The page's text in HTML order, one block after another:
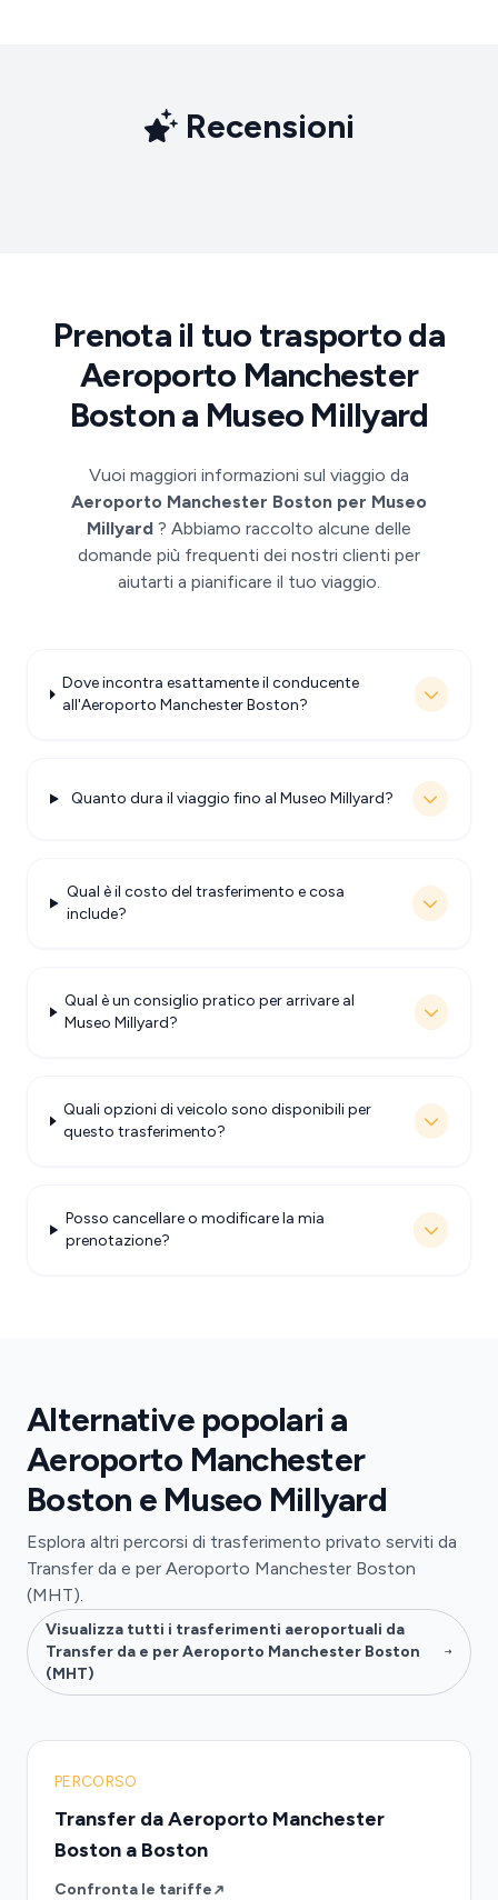
Recensioni
Prenota il tuo trasporto da
Aeroporto Manchester
Boston a Museo Millyard
Vuoi maggiori informazioni sul viaggio da
Aeroporto Manchester Boston per Museo
Millyard ? Abbiamo raccolto alcune delle
domande più frequenti dei nostri clienti per
aiutarti a pianificare il tuo viaggio.
Dove incontra esattamente il conducente
all'Aeroporto Manchester Boston?
Quanto dura il viaggio fino al Museo Millyard?
Qual è il costo del trasferimento e cosa
include?
Qual è un consiglio pratico per arrivare al
Museo Millyard?
Quali opzioni di veicolo sono disponibili per
questo trasferimento?
Posso cancellare o modificare la mia
prenotazione?
Alternative popolari a
Aeroporto Manchester
Boston e Museo Millyard
Esplora altri percorsi di trasferimento privato serviti da
Transfer da e per Aeroporto Manchester Boston
(MHT).
Visualizza tutti i trasferimenti aeroportuali da
Transfer da e per Aeroporto Manchester Boston
(MHT)
PERCORSO
Transfer da Aeroporto Manchester
Boston a Boston
Confronta le tariffe